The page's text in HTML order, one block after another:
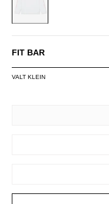
FIT BAR
VALT KLEIN